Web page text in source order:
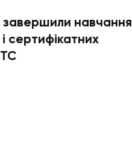
завершили навчання
сертифікатних